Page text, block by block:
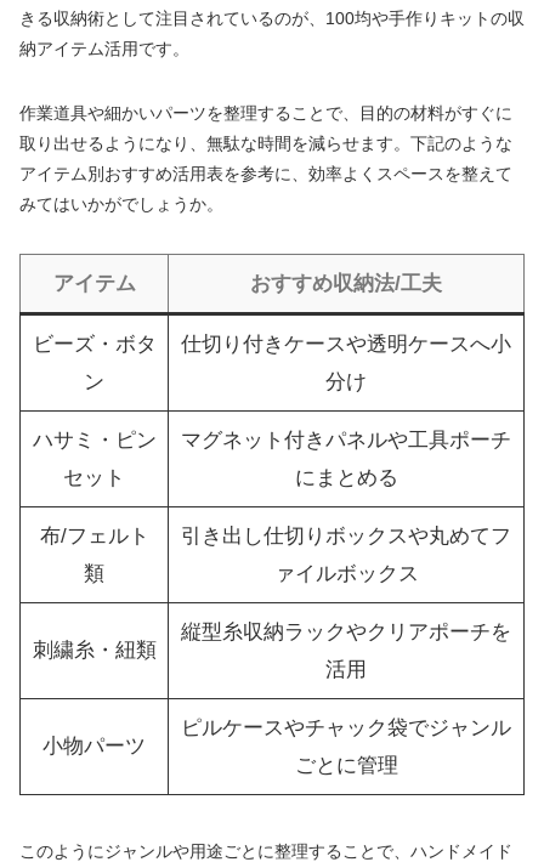
きる収納術として注目されているのが、100均や手作りキットの収
納アイテム活用です。
作業道具や細かいパーツを整理することで、目的の材料がすぐに
取り出せるようになり、無駄な時間を減らせます。下記のような
アイテム別おすすめ活用表を参考に、効率よくスペースを整えて
みてはいかがでしょうか。
アイテム おすすめ収納法/工夫
ビーズ・ボタ
ン
仕切り付きケースや透明ケースへ小
分け
ハサミ・ピン
セット
マグネット付きパネルや工具ポーチ
にまとめる
布/フェルト
類
引き出し仕切りボックスや丸めてフ
ァイルボックス
刺繍糸・紐類
縦型糸収納ラックやクリアポーチを
活用
小物パーツ
ピルケースやチャック袋でジャンル
ごとに管理
このようにジャンルや用途ごとに整理することで、ハンドメイド